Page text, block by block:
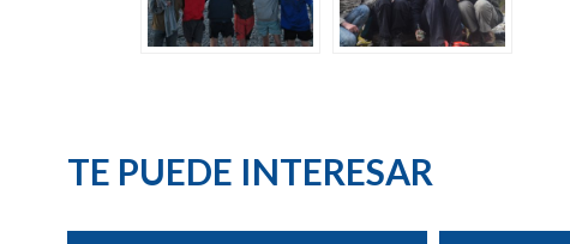
TE PUEDE INTERESAR